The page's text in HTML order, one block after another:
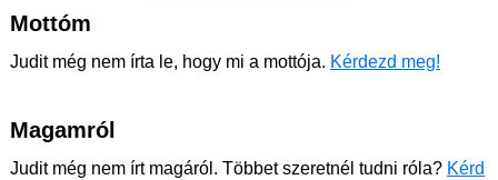
Mottóm
Judit még nem írta le, hogy mi a mottója. Kérdezd meg!
Magamról
Judit még nem írt magáról. Többet szeretnél tudni róla? Kérd